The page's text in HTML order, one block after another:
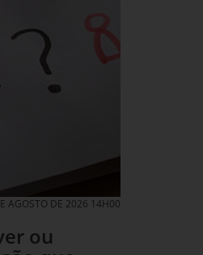
AGOSTO DE 2026 14H00
ou